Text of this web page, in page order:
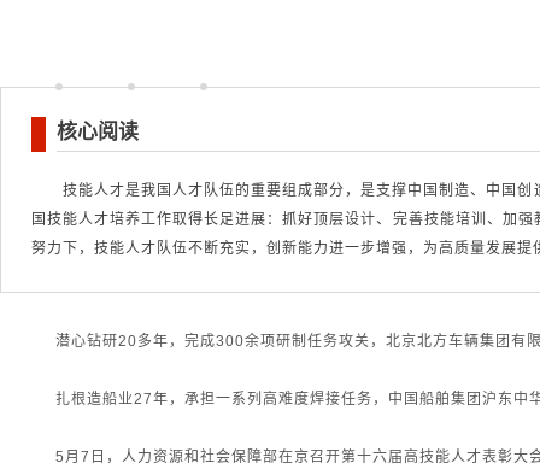
核心阅读
技能人才是我国人才队伍的重要组成部分，是支撑中国制造、中国
国技能人才培养工作取得长足进展：抓好顶层设计、完善技能培训、加
努力下，技能人才队伍不断充实，创新能力进一步增强，为高质量发展提
潜心钻研20多年，完成300余项研制任务攻关，北京北方车辆集团有
扎根造船业27年，承担一系列高难度焊接任务，中国船舶集团沪东
5月7日，人力资源和社会保障部在京召开第十六届高技能人才表彰